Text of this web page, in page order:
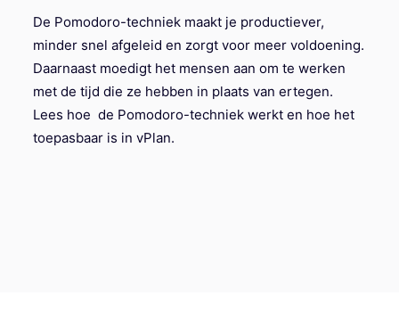
De Pomodoro-techniek maakt je productiever,
minder snel afgeleid en zorgt voor meer voldoening.
Daarnaast moedigt het mensen aan om te werken
met de tijd die ze hebben in plaats van ertegen.
Lees hoe de Pomodoro-techniek werkt en hoe het
toepasbaar is in vPlan.